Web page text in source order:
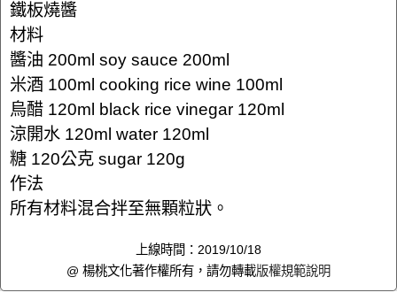
鐵板燒醬
材料
醬油 200ml soy sauce 200ml
米酒 100ml cooking rice wine 100ml
烏醋 120ml black rice vinegar 120ml
涼開水 120ml water 120ml
糖 120公克 sugar 120g
作法
所有材料混合拌至無顆粒狀。
上線時間：2019/10/18
@ 楊桃文化著作權所有，請勿轉載版權規範說明